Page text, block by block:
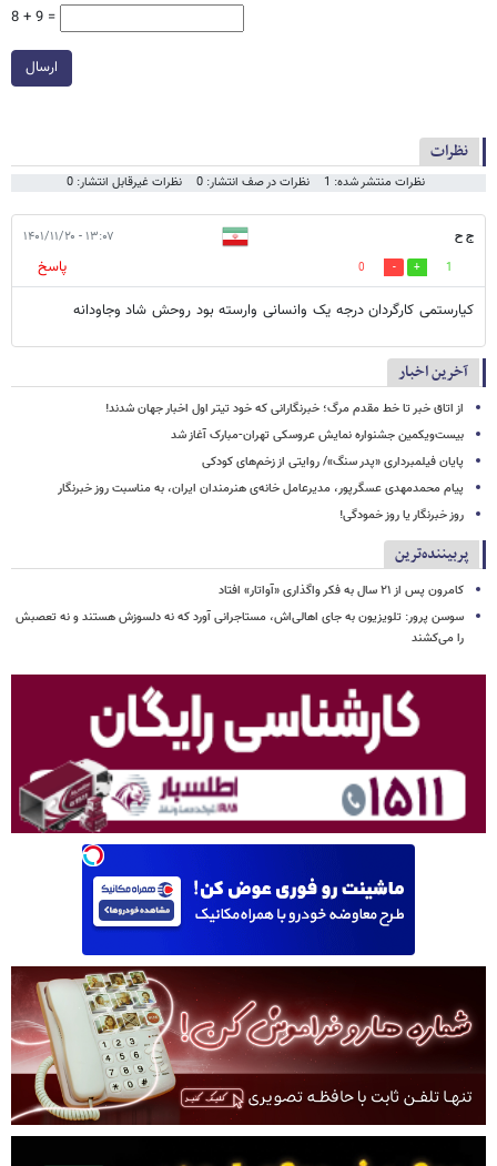
8 + 9 =
ارسال
نظرات
نظرات منتشر شده: 1 نظرات در صف انتشار: 0 نظرات غیرقابل انتشار: 0
ج ح ۱۳:۰۷ - ۱۴۰۱/۱۱/۲۰
1
0
پاسخ
کیارستمی کارگردان درجه یک وانسانی وارسته بود روحش شاد وجاودانه
آخرین اخبار
از اتاق خبر تا خط مقدم مرگ؛ خبرنگارانی که خود تیتر اول اخبار جهان شدند!
بیست‌ویکمین جشنواره نمایش عروسکی تهران-مبارک آغاز شد
پایان فیلمبرداری «پدر سنگ»/ روایتی از زخم‌های کودکی
پیام محمدمهدی عسگرپور، مدیرعامل خانه‌ی هنرمندان ایران، به مناسبت روز خبرنگار
روز خبرنگار یا روز خمودگی!
پربیننده‌ترین
کامرون پس از ۲۱ سال به فکر واگذاری «آواتار» افتاد
سوسن پرور: تلویزیون به جای اهالی‌اش، مستاجرانی آورد که نه دلسوزش هستند و نه تعصبش
را می‌کشند